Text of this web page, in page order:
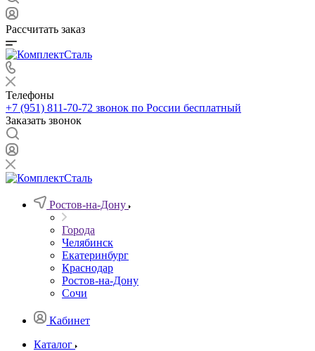
Рассчитать заказ
Телефоны
+7 (951) 811-70-72 звонок по России бесплатный
Заказать звонок
Ростов-на-Дону
Города
Челябинск
Екатеринбург
Краснодар
Ростов-на-Дону
Сочи
Кабинет
Каталог